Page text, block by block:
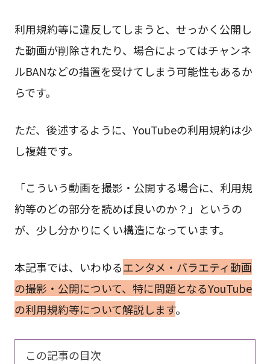
利用規約等に違反してしまうと、せっかく公開し
た動画が削除されたり、場合によってはチャンネ
ルBANなどの措置を受けてしまう可能性もあるか
らです。
ただ、後述するように、YouTubeの利用規約は少
し複雑です。
「こういう動画を撮影・公開する場合に、利用規
約等のどの部分を読めば良いのか？」というの
が、少し分かりにくい構造になっています。
本記事では、いわゆるエンタメ・バラエティ動画
の撮影・公開について、特に問題となるYouTube
の利用規約等について解説します。
この記事の目次